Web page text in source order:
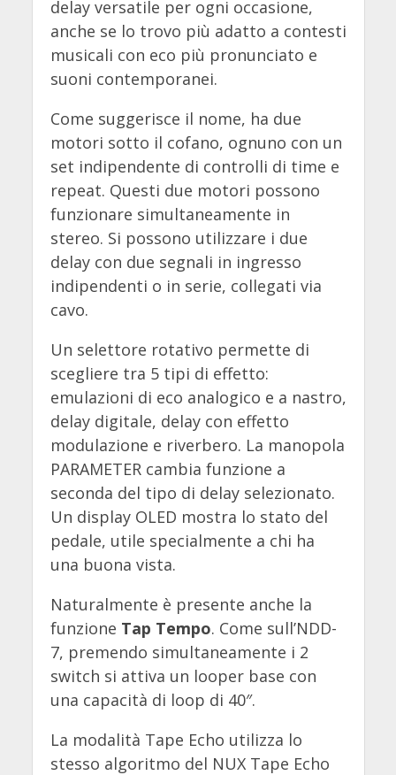
delay versatile per ogni occasione,
anche se lo trovo più adatto a contesti
musicali con eco più pronunciato e
suoni contemporanei.
Come suggerisce il nome, ha due
motori sotto il cofano, ognuno con un
set indipendente di controlli di time e
repeat. Questi due motori possono
funzionare simultaneamente in
stereo. Si possono utilizzare i due
delay con due segnali in ingresso
indipendenti o in serie, collegati via
cavo.
Un selettore rotativo permette di
scegliere tra 5 tipi di effetto:
emulazioni di eco analogico e a nastro,
delay digitale, delay con effetto
modulazione e riverbero. La manopola
PARAMETER cambia funzione a
seconda del tipo di delay selezionato.
Un display OLED mostra lo stato del
pedale, utile specialmente a chi ha
una buona vista.
Naturalmente è presente anche la
funzione Tap Tempo. Come sull’NDD-
7, premendo simultaneamente i 2
switch si attiva un looper base con
una capacità di loop di 40″.
La modalità Tape Echo utilizza lo
stesso algoritmo del NUX Tape Echo